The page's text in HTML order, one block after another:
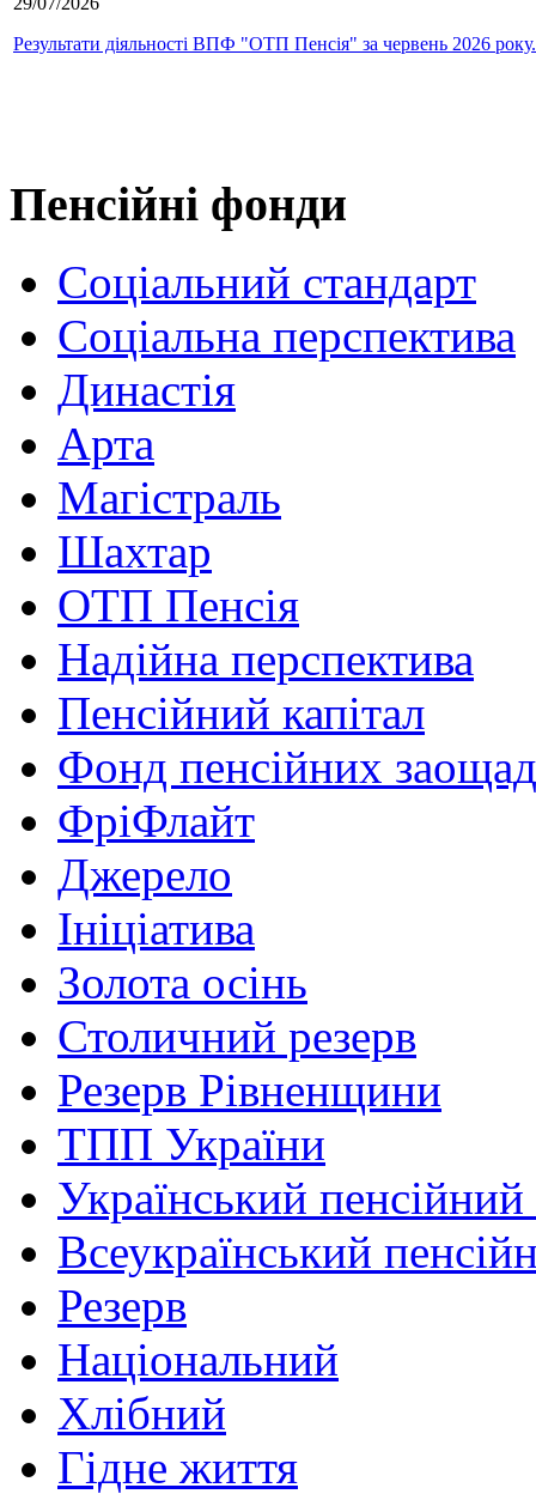
Результати діяльності ВПФ "ОТП Пенсія" за червень 2026 року.
Пенсійні фонди
Соціальний стандарт
Соціальна перспектива
Династія
Арта
Магістраль
Шахтар
ОТП Пенсія
Надійна перспектива
Пенсійний капітал
Фонд пенсійних
ФріФлайт
Джерело
Ініціатива
Золота осінь
Столичний резерв
Резерв Рівненщини
ТПП України
Український
Всеукраїнський
Резерв
Національний
Хлібний
Гідне життя